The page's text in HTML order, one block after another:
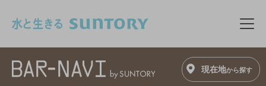
メ
現在地から探す